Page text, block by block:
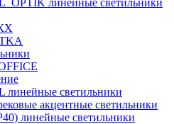
линейные светильники
линейные светильники
акцентные светильники
линейные светильники